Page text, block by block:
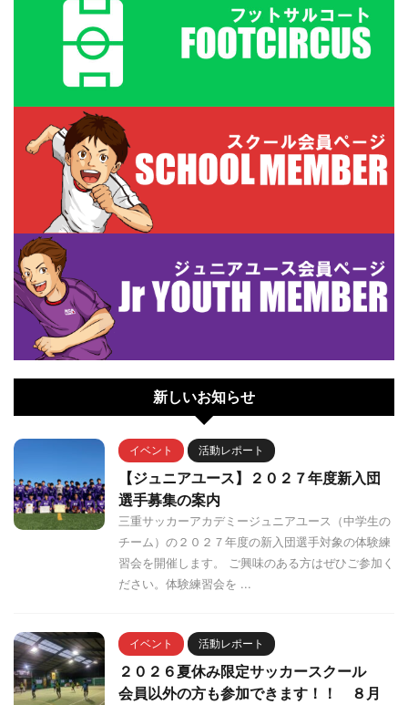
新しいお知らせ
イベント 活動レポート
【ジュニアユース】２０２７年度新入団
選手募集の案内
三重サッカーアカデミージュニアユース（中学生の
チーム）の２０２７年度の新入団選手対象の体験練
習会を開催します。 ご興味のある方はぜひご参加く
ださい。体験練習会を ...
イベント 活動レポート
２０２６夏休み限定サッカースクール
会員以外の方も参加できます！！ ８月